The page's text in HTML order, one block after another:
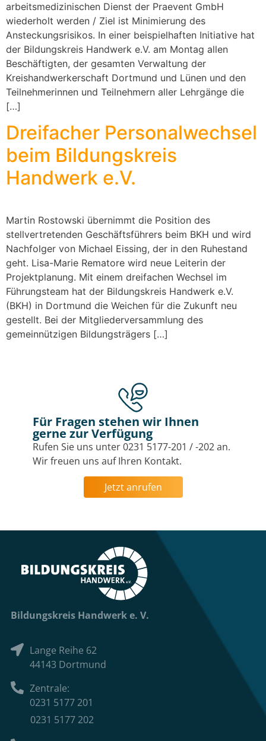
arbeitsmedizinischen Dienst der Praevent GmbH
wiederholt werden / Ziel ist Minimierung des
Ansteckungsrisikos. In einer beispielhaften Initiative hat
der Bildungskreis Handwerk e.V. am Montag allen
Beschäftigten, der gesamten Verwaltung der
Kreishandwerkerschaft Dortmund und Lünen und den
Teilnehmerinnen und Teilnehmern aller Lehrgänge die
[…]
Dreifacher Personalwechsel
beim Bildungskreis
Handwerk e.V.
Martin Rostowski übernimmt die Position des
stellvertretenden Geschäftsführers beim BKH und wird
Nachfolger von Michael Eissing, der in den Ruhestand
geht. Lisa-Marie Rematore wird neue Leiterin der
Projektplanung. Mit einem dreifachen Wechsel im
Führungsteam hat der Bildungskreis Handwerk e.V.
(BKH) in Dortmund die Weichen für die Zukunft neu
gestellt. Bei der Mitgliederversammlung des
gemeinnützigen Bildungsträgers […]
Für Fragen stehen wir Ihnen
gerne zur Verfügung
Rufen Sie uns unter 0231 5177-201 / -202 an.
Wir freuen uns auf Ihren Kontakt.
Jetzt anrufen
Bildungskreis Handwerk e. V.
Lange Reihe 62
44143 Dortmund
Zentrale:
0231 5177 201
0231 5177 202